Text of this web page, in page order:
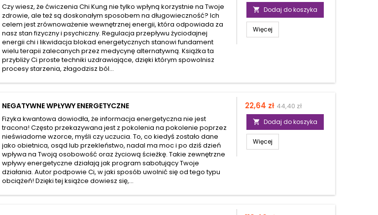
Czy wiesz, że ćwiczenia Chi Kung nie tylko wpłyną korzystnie na Twoje
zdrowie, ale też są doskonałym sposobem na długowieczność? Ich
celem jest zrównoważenie wewnętrznej energii, która odpowiada za
nasz stan fizyczny i psychiczny. Regulacja przepływu życiodajnej
energii chi i likwidacja blokad energetycznych stanowi fundament
wielu terapii zalecanych przez medycynę alternatywną. Książka ta
przybliży Ci proste techniki uzdrawiające, dzięki którym spowolnisz
procesy starzenia, złagodzisz ból...
podstawowa
 Dodaj do koszyka
Więcej
NEGATYWNE WPŁYWY ENERGETYCZNE
Fizyka kwantowa dowiodła, że informacja energetyczna nie jest
tracona! Często przekazywana jest z pokolenia na pokolenie poprzez
nieświadome wzorce, myśli czy uczucia. To, co kiedyś zostało dane
jako obietnica, osąd lub przekleństwo, nadal ma moc i po dziś dzień
wpływa na Twoją osobowość oraz życiową ścieżkę. Takie zewnętrzne
wpływy energetyczne działają jak program sabotujący Twoje
działania. Autor podpowie Ci, w jaki sposób uwolnić się od tego typu
obciążeń! Dzięki tej książce dowiesz się,...
Cena
22,64 zł Cena
podstawowa
44,40 zł
 Dodaj do koszyka
Więcej